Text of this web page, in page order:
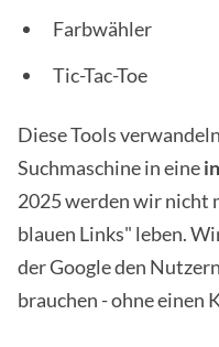
Farbwähler
Tic-Tac-Toe
Diese Tools
Suchmaschine in eine
2025 werden wir nicht
blauen Links" leben.
der Google den
brauchen - ohne einen